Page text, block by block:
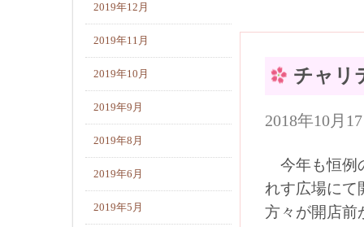
チャリ
2018年10月
今年も恒例
れす広場に
方々が開店前
2019年12月
2019年11月
2019年10月
2019年9月
2019年8月
2019年6月
2019年5月